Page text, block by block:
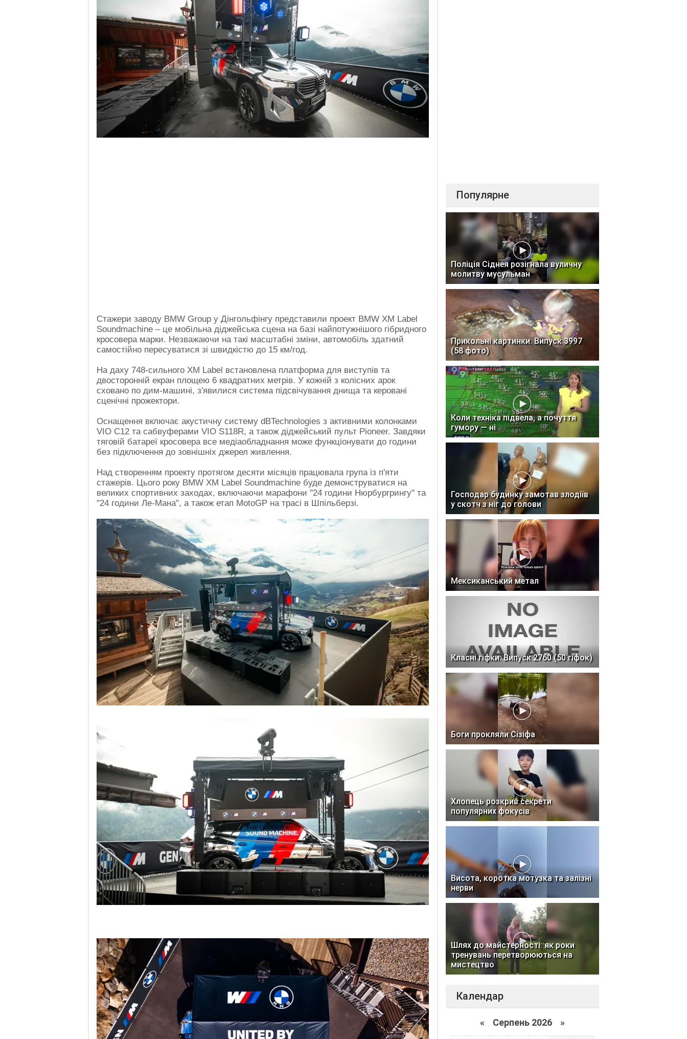
Стажери заводу BMW Group у Дінгольфінгу представили проект BMW XM Label
Soundmachine – це мобільна діджейська сцена на базі найпотужнішого гібридного
кросовера марки. Незважаючи на такі масштабні зміни, автомобіль здатний
самостійно пересуватися зі швидкістю до 15 км/год.
На даху 748-сильного XM Label встановлена ​​платформа для виступів та
двосторонній екран площею 6 квадратних метрів. У кожній з колісних арок
сховано по дим-машині, з'явилися система підсвічування днища та керовані
сценічні прожектори.
Оснащення включає акустичну систему dBTechnologies з активними колонками
VIO C12 та сабвуферами VIO S118R, а також діджейський пульт Pioneer. Завдяки
тяговій батареї кросовера все медіаобладнання може функціонувати до години
без підключення до зовнішніх джерел живлення.
Над створенням проекту протягом десяти місяців працювала група із п'яти
стажерів. Цього року BMW XM Label Soundmachine буде демонструватися на
великих спортивних заходах, включаючи марафони "24 години Нюрбургрингу" та
"24 години Ле-Мана", а також етап MotoGP на трасі в Шпільберзі.
Популярне
Поліція Сіднея розігнала вуличну
молитву мусульман
Прикольні картинки. Випуск 3997
(58 фото)
Коли техніка підвела, а почуття
гумору — ні
Господар будинку замотав злодіїв
у скотч з ніг до голови
Мексиканський метал
Класні гіфки. Випуск 2760 (50 гіфок)
Боги прокляли Сізіфа
Хлопець розкрив секрети
популярних фокусів
Висота, коротка мотузка та залізні
нерви
Шлях до майстерності: як роки
тренувань перетворюються на
мистецтво
Календар
« Серпень 2026 »